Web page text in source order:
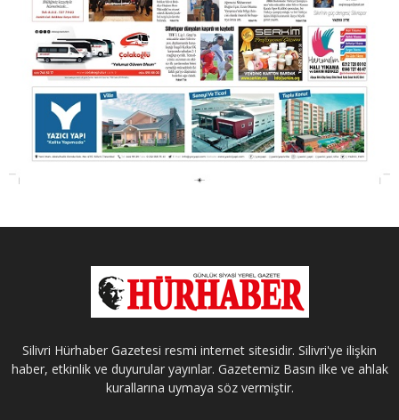
Silivri Hürhaber Gazetesi resmi internet sitesidir. Silivri'ye ilişkin
haber, etkinlik ve duyurular yayınlar. Gazetemiz Basın ilke ve ahlak
kurallarına uymaya söz vermiştir.